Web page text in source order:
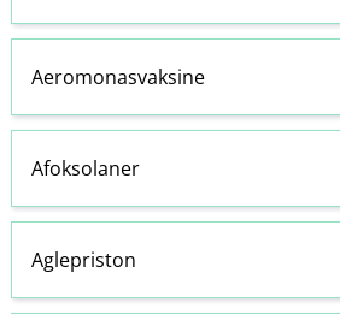
Aeromonasvaksine
Afoksolaner
Aglepriston